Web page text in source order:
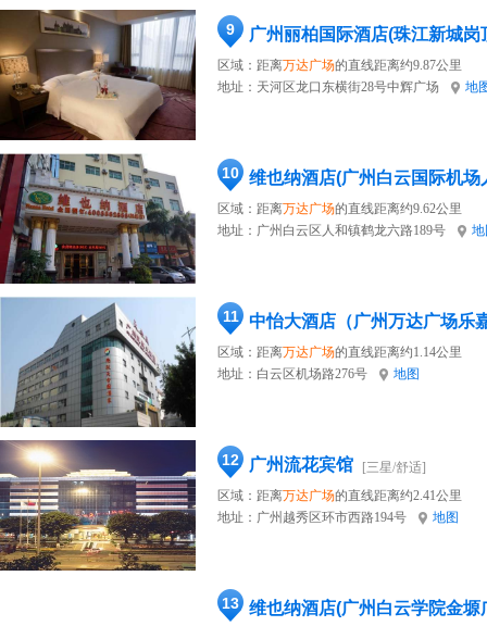
9 广州丽柏国际酒店(珠江新城岗
区域：距离万达广场的直线距离约9.87公里
地址： 天河区龙口东横街28号中辉广场 地
10 维也纳酒店(广州白云国际机场
区域：距离万达广场的直线距离约9.62公里
地址： 广州白云区人和镇鹤龙六路189号
11 中怡大酒店（广州万达广场乐
区域：距离万达广场的直线距离约1.14公里
地址： 白云区机场路276号 地图
12 广州流花宾馆
[三星/舒适]
区域：距离万达广场的直线距离约2.41公里
地址： 广州越秀区环市西路194号 地图
13 维也纳酒店(广州白云学院金塬